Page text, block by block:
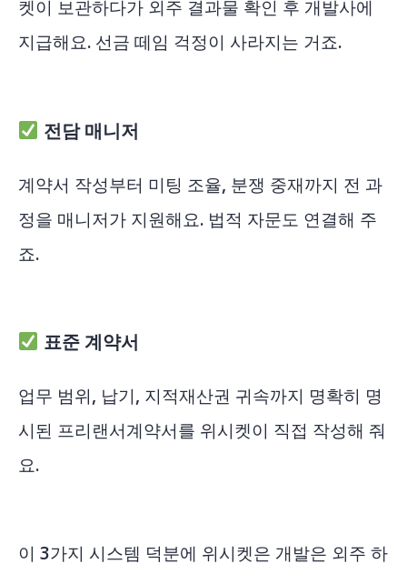
켓이 보관하다가 외주 결과물 확인 후 개발사에
지급해요. 선금 떼임 걱정이 사라지는 거죠.
전담 매니저
계약서 작성부터 미팅 조율, 분쟁 중재까지 전 과
정을 매니저가 지원해요. 법적 자문도 연결해 주
죠.
표준 계약서
업무 범위, 납기, 지적재산권 귀속까지 명확히 명
시된 프리랜서계약서를 위시켓이 직접 작성해 줘
요.
이 3가지 시스템 덕분에 위시켓은 개발은 외주 하